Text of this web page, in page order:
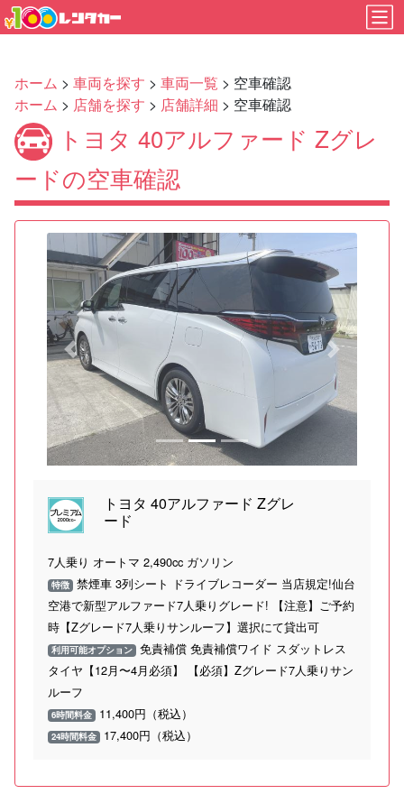
ホーム > 車両を探す > 車両一覧 > 空車確認
ホーム > 店舗を探す > 店舗詳細 > 空車確認
トヨタ 40アルファード Zグレ
ードの空車確認
Previous Next
トヨタ 40アルファード Zグレ
ード
7人乗り オートマ 2,490cc ガソリン
特徴 禁煙車 3列シート ドライブレコーダー 当店規定!仙台
空港で新型アルファード7人乗りグレード! 【注意】ご予約
時【Zグレード7人乗りサンルーフ】選択にて貸出可
利用可能オプション 免責補償 免責補償ワイド スダットレス
タイヤ【12月〜4月必須】 【必須】Zグレード7人乗りサン
ルーフ
6時間料金 11,400円（税込）
24時間料金 17,400円（税込）